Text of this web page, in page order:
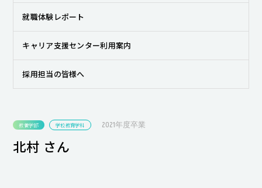
就職体験レポート
キャリア支援センター利用案内
採用担当の皆様へ
教養学部 学校教育学科 2021年度卒業
北村 さん